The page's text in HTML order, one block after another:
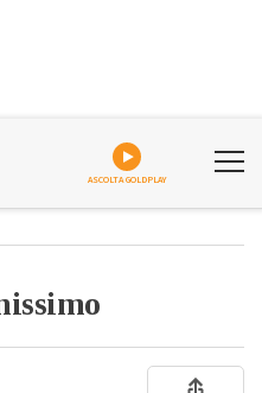
ASCOLTA GOLDPLAY